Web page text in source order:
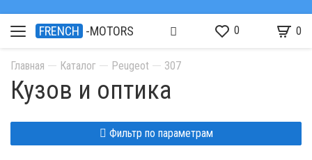
FRENCH -MOTORS 0 0
Главная Каталог Peugeot 307
Кузов и оптика
Фильтр по параметрам